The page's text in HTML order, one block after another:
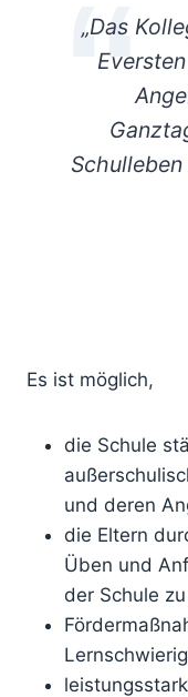
„Das
Es ist möglich,
die Schule
und deren
die Eltern
Üben und
der Schule